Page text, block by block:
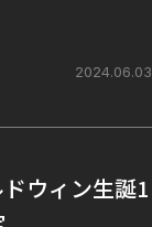
2024.06.03
ウィン生誕1